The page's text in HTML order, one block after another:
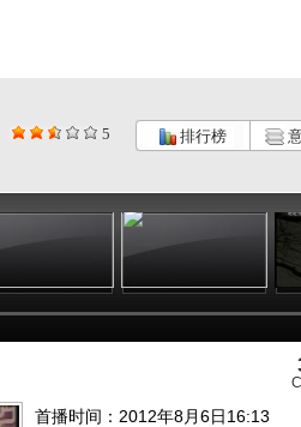
5 排行榜
《希望英语...
24:54
GOGOG...
25:27
首播时间：2012年8月6日16:13